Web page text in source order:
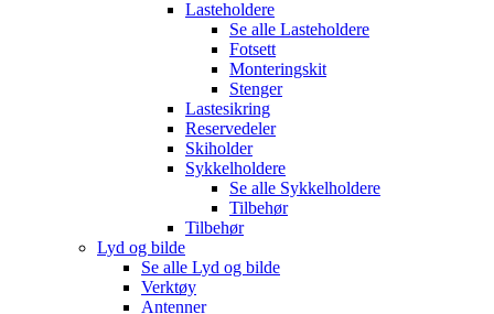
Lasteholdere
Se alle Lasteholdere
Fotsett
Monteringskit
Stenger
Lastesikring
Reservedeler
Skiholder
Sykkelholdere
Se alle Sykkelholdere
Tilbehør
Tilbehør
Lyd og bilde
Se alle Lyd og bilde
Verktøy
Antenner